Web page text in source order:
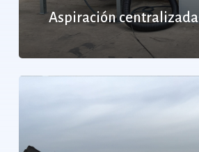
Aspiración centralizada